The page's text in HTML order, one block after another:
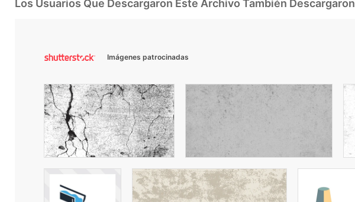
Los Usuarios Que Descargaron Este Archivo También Descargaron
Imágenes patrocinadas